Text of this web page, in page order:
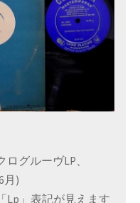
グルーヴLP、
月)
Lp」表記が見えます